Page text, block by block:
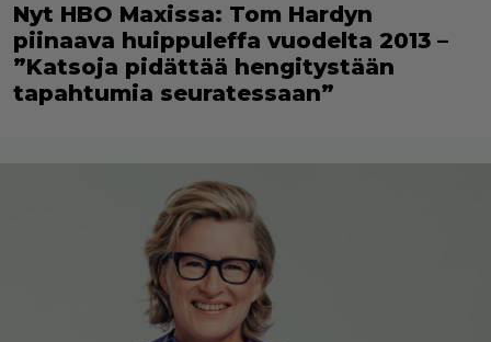
Nyt HBO Maxissa: Tom Hardyn
piinaava huippuleffa vuodelta 2013 –
”Katsoja pidättää hengitystään
tapahtumia seuratessaan”